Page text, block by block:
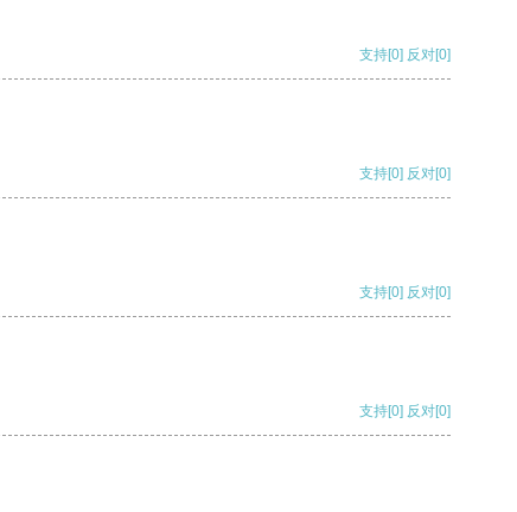
支持[0] 反对[0]
支持[0] 反对[0]
支持[0] 反对[0]
支持[0] 反对[0]